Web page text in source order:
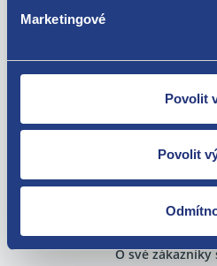
Marketingové
Povolit
Povolit
Nejste spokojeni?
Zboží můžete
O své zákazníky